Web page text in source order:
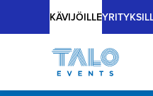
Main
KÄVIJÖILLE